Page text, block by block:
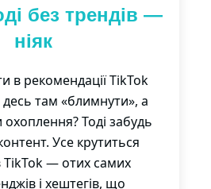
без трендів —
ніяк
в рекомендації TikTok
десь там «блимнути», а
Тоді забудь
Усе крутиться
TikTok — отих самих
і хештегів, що